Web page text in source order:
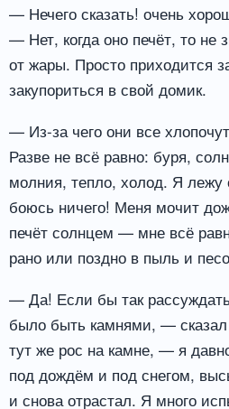
— Нечего сказать! очень
— Нет, когда оно печёт, то не
от жары. Просто приходится
закупориться в свой домик.
— Из-за чего они все
Разве не всё равно: буря,
молния, тепло, холод. Я лежу
боюсь ничего! Меня мочит
печёт солнцем — мне всё
рано или поздно в пыль и
— Да! Если бы так
было быть камнями, —
тут же рос на камне, — я
под дождём и под снегом,
и снова отрастал. Я много